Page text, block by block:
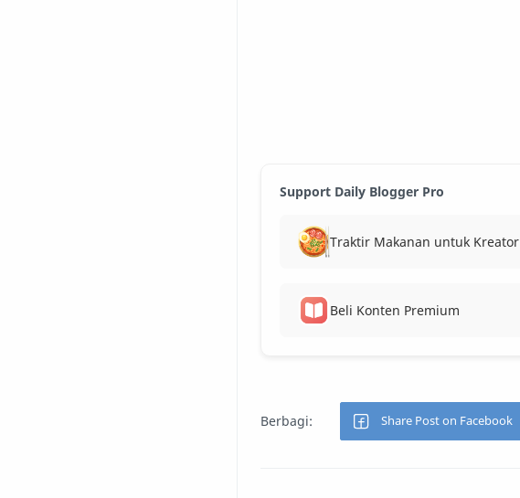
Support Daily Blogger Pro
Traktir Makanan untuk Kreator
Beli Konten Premium